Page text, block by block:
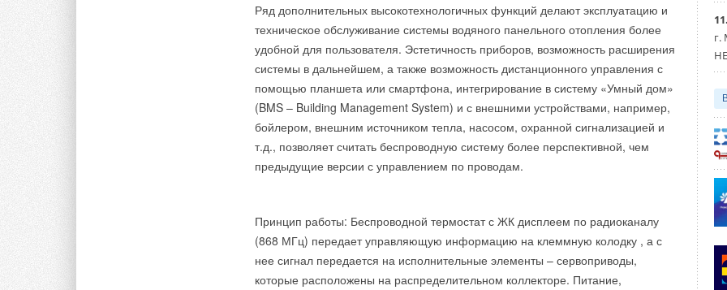
Ряд дополнительных высокотехнологичных функций делают эксплуатацию и
техническое обслуживание системы водяного панельного отопления более
удобной для пользователя. Эстетичность приборов, возможность расширения
системы в дальнейшем, а также возможность дистанционного управления с
помощью планшета или смартфона, интегрирование в систему «Умный дом»
(BMS – Building Management System) и с внешними устройствами, например,
бойлером, внешним источником тепла, насосом, охранной сигнализацией и
т.д., позволяет считать беспроводную систему более перспективной, чем
предыдущие версии с управлением по проводам.
Принцип работы: Беспроводной термостат с ЖК дисплеем по радиоканалу
(868 МГц) передает управляющую информацию на клеммную колодку , а с
нее сигнал передается на исполнительные элементы – сервоприводы,
которые расположены на распределительном коллекторе. Питание,
г.
Ваш E-mail *